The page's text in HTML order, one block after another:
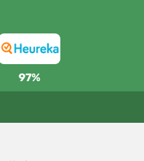
97%
összeg felett: 80 EUR